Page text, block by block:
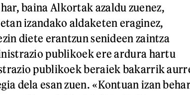
baina Alkortak azaldu zuenez,
izandako aldaketen eraginez,
diete erantzun senideen zaintza
publikoek ere ardura hartu
publikoek beraiek bakarrik
dela esan zuen. «Kontuan izan